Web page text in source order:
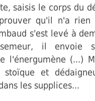
saisis le corps du
qu'il n'a rien
s'est levé à
il envoie
l'énergumène (...)
stoïque et
les supplices...